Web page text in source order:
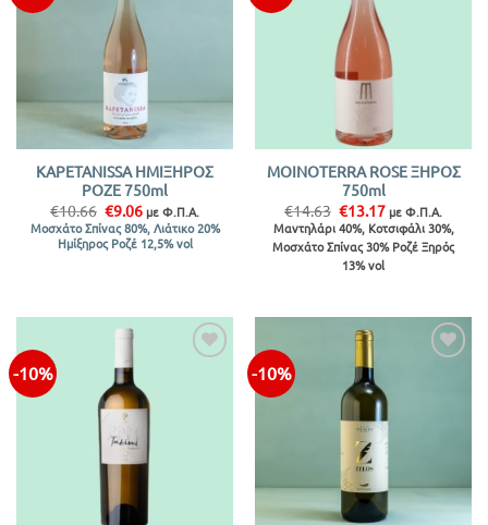
KAPETANISSA ΗΜΙΞΗΡΟΣ
ΡΟΖΕ 750ml
€10.66 Original
price
was:
€10.66.
€9.06Η
τρέχουσα
τιμή
είναι:
με Φ.Π.Α.
Μοσχάτο Σπίνας 80%, Λιάτικο 20%
Ημίξηρος Ροζέ 12,5% vol
MOINOTERRA ROSE ΞΗΡΟΣ
750ml
€14.63 Original
price
was:
€14.63.
€13.17Η
τρέχουσα
τιμή
είναι:
με Φ.Π.Α.
Μαντηλάρι 40%, Κοτσιφάλι 30%,
Μοσχάτο Σπίνας 30% Ροζέ Ξηρός
13% vol
-10% -10%